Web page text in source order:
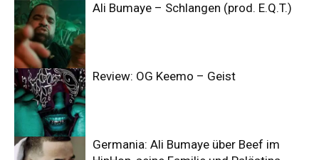
Ali Bumaye – Schlangen (prod. E.Q.T.)
Review: OG Keemo – Geist
Germania: Ali Bumaye über Beef im